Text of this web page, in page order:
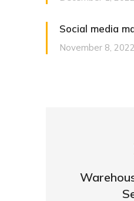
Social media
November 8, 2022
Careful